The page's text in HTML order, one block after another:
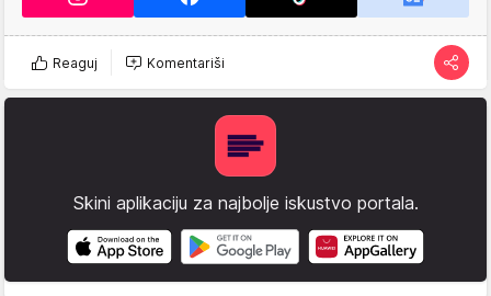
Reaguj Komentariši
Skini aplikaciju za najbolje iskustvo portala.